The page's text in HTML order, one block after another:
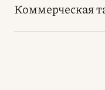
Коммерческая